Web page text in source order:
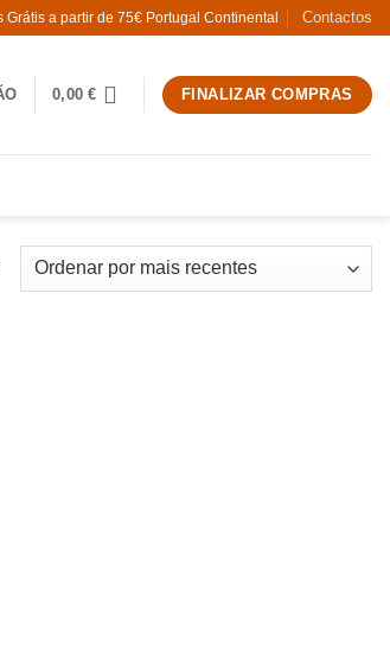
Grátis a partir de 75€ Portugal Continental Contactos
0,00€ FINALIZAR COMPRAS